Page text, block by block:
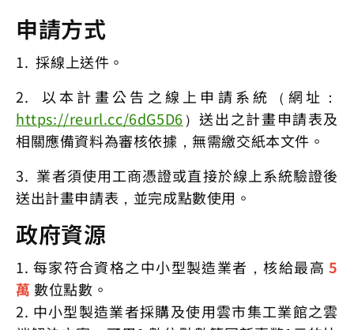
申請方式
1. 採線上送件。
2. 以本計畫公告之線上申請系統（網址：
https://reurl.cc/6dG5D6）送出之計畫申請表及
相關應備資料為審核依據，無需繳交紙本文件。
3. 業者須使用工商憑證或直接於線上系統驗證後
送出計畫申請表，並完成點數使用。
政府資源
1. 每家符合資格之中小型製造業者，核給最高5
萬 數位點數。
2. 中小型製造業者採購及使用雲市集工業館之雲